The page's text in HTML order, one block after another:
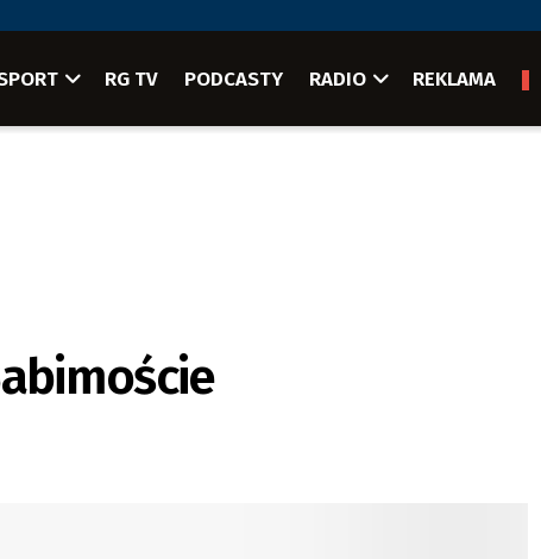
RG TV PODCASTY RADIO REKLAMA